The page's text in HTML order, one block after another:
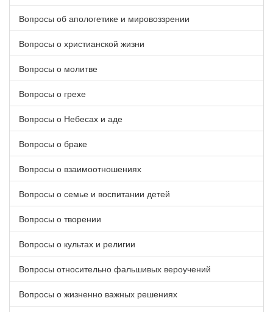
Вопросы об апологетике и мировоззрении
Вопросы о христианской жизни
Вопросы о молитве
Вопросы о грехе
Вопросы о Небесах и аде
Вопросы о браке
Вопросы о взаимоотношениях
Вопросы о семье и воспитании детей
Вопросы о творении
Вопросы о культах и религии
Вопросы относительно фальшивых вероучений
Вопросы о жизненно важных решениях